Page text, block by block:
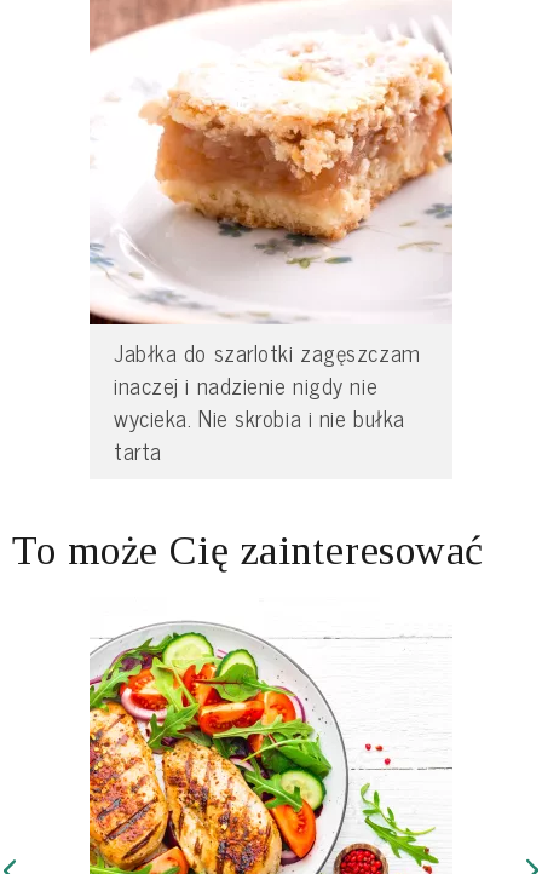
Jabłka do szarlotki zagęszczam
inaczej i nadzienie nigdy nie
wycieka. Nie skrobia i nie bułka
tarta
To może Cię zainteresować